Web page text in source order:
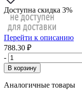
Доступна скидка 3%
Перейти к описанию
788.30 ₽
-
В корзину
Аналогичные товары